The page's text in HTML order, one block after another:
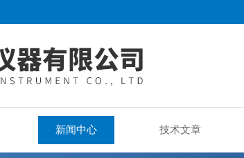
新闻中心 技术文章